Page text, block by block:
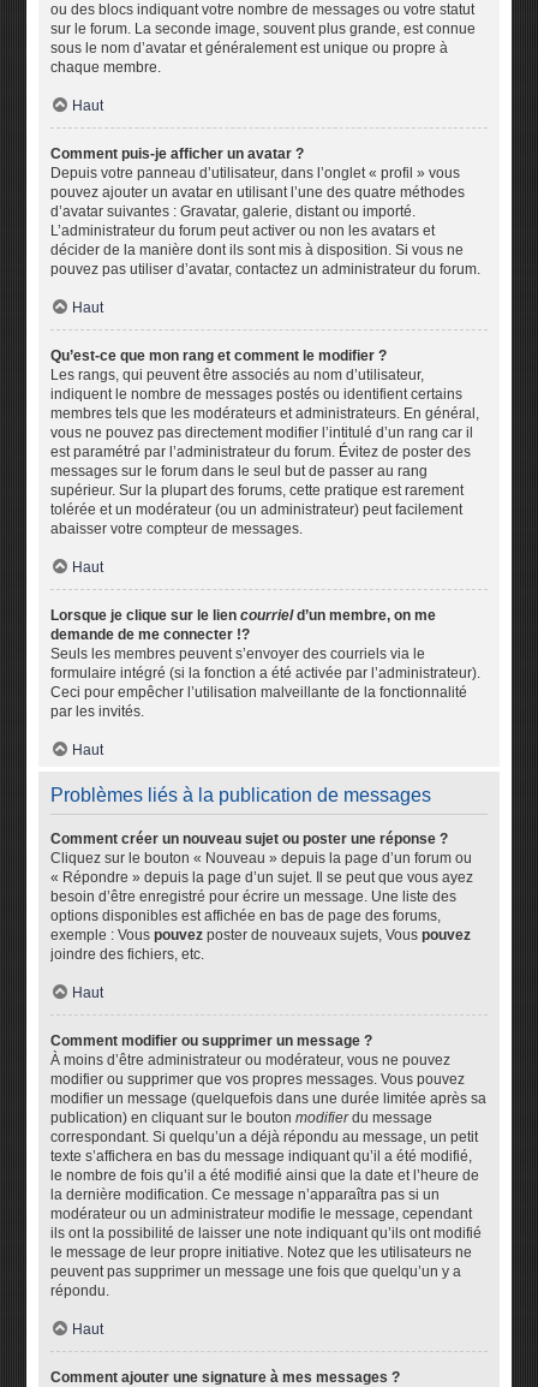
ou des blocs indiquant votre nombre de messages ou votre statut
sur le forum. La seconde image, souvent plus grande, est connue
sous le nom d’avatar et généralement est unique ou propre à
chaque membre.
Haut
Comment puis-je afficher un avatar ?
Depuis votre panneau d’utilisateur, dans l’onglet « profil » vous
pouvez ajouter un avatar en utilisant l’une des quatre méthodes
d’avatar suivantes : Gravatar, galerie, distant ou importé.
L’administrateur du forum peut activer ou non les avatars et
décider de la manière dont ils sont mis à disposition. Si vous ne
pouvez pas utiliser d’avatar, contactez un administrateur du forum.
Haut
Qu’est-ce que mon rang et comment le modifier ?
Les rangs, qui peuvent être associés au nom d’utilisateur,
indiquent le nombre de messages postés ou identifient certains
membres tels que les modérateurs et administrateurs. En général,
vous ne pouvez pas directement modifier l’intitulé d’un rang car il
est paramétré par l’administrateur du forum. Évitez de poster des
messages sur le forum dans le seul but de passer au rang
supérieur. Sur la plupart des forums, cette pratique est rarement
tolérée et un modérateur (ou un administrateur) peut facilement
abaisser votre compteur de messages.
Haut
Lorsque je clique sur le liencourrield’un membre, on me
demande de me connecter !?
Seuls les membres peuvent s’envoyer des courriels via le
formulaire intégré (si la fonction a été activée par l’administrateur).
Ceci pour empêcher l’utilisation malveillante de la fonctionnalité
par les invités.
Haut
Problèmes liés à la publication de messages
Comment créer un nouveau sujet ou poster une réponse ?
Cliquez sur le bouton « Nouveau » depuis la page d’un forum ou
« Répondre » depuis la page d’un sujet. Il se peut que vous ayez
besoin d’être enregistré pour écrire un message. Une liste des
options disponibles est affichée en bas de page des forums,
exemple : Vouspouvez poster de nouveaux sujets, Vouspouvez
joindre des fichiers, etc.
Haut
Comment modifier ou supprimer un message ?
À moins d’être administrateur ou modérateur, vous ne pouvez
modifier ou supprimer que vos propres messages. Vous pouvez
modifier un message (quelquefois dans une durée limitée après sa
publication) en cliquant sur le boutonmodifierdu message
correspondant. Si quelqu’un a déjà répondu au message, un petit
texte s’affichera en bas du message indiquant qu’il a été modifié,
le nombre de fois qu’il a été modifié ainsi que la date et l’heure de
la dernière modification. Ce message n’apparaîtra pas si un
modérateur ou un administrateur modifie le message, cependant
ils ont la possibilité de laisser une note indiquant qu’ils ont modifié
le message de leur propre initiative. Notez que les utilisateurs ne
peuvent pas supprimer un message une fois que quelqu’un y a
répondu.
Haut
Comment ajouter une signature à mes messages ?